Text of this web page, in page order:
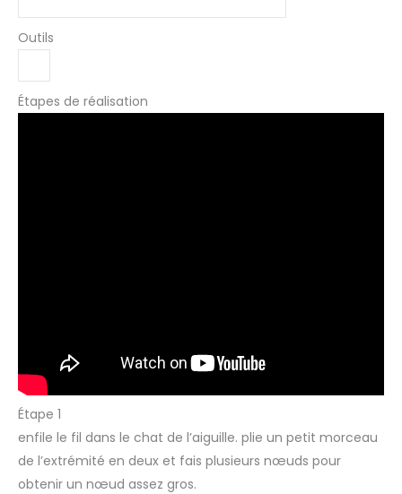
Outils
Étapes de réalisation
Étape 1
enfile le fil dans le chat de l’aiguille. plie un petit morceau
de l’extrémité en deux et fais plusieurs nœuds pour
obtenir un nœud assez gros.